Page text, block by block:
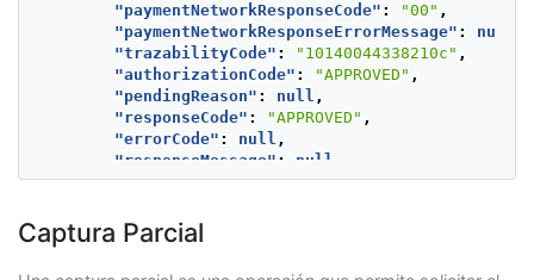
"paymentNetworkResponseCode" : "00" ,
"paymentNetworkResponseErrorMessage" : null
"trazabilityCode" : "10140044338210c" ,
"authorizationCode" : "APPROVED" ,
"pendingReason" : null ,
"responseCode" : "APPROVED" ,
"errorCode" : null ,
"responseMessage" : null
"transactionDate": null,
"operationDate"
"referenceQuestionnaire"
Captura Parcial